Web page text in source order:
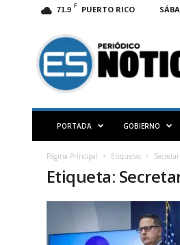
71.9 F PUERTO RICO
S
N
O
PORTADA GOBIERNO
Página Principal Etiquetas
Etiqueta: